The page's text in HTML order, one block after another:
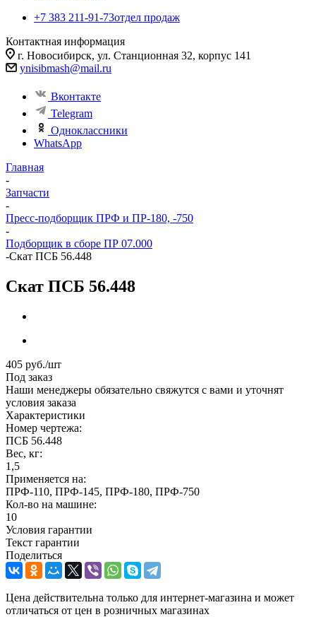
+7 383 211-91-73отдел продаж
Контактная информация
г. Новосибирск, ул. Станционная 32, корпус 141
ynisibmash@mail.ru
Вконтакте
Telegram
Одноклассники
WhatsApp
Главная
-
Запчасти
-
Пресс-подборщик ПРФ и ПР-180, -750
-
Подборщик в сборе ПР 07.000
-Скат ПСБ 56.448
Скат ПСБ 56.448
405 руб./шт
Под заказ
Наши менеджеры обязательно свяжутся с вами и уточнят
условия заказа
Характеристики
Номер чертежа:
ПСБ 56.448
Вес, кг:
1,5
Применяется на:
ПРФ-110, ПРФ-145, ПРФ-180, ПРФ-750
Кол-во на машине:
10
Условия гарантии
Текст гарантии
Поделиться
Цена действительна только для интернет-магазина и может
отличаться от цен в розничных магазинах